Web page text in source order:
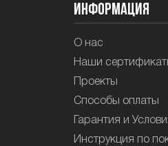
Информация
О нас
Наши
Проекты
Способы оплаты
Гарантия и
Инструкция по